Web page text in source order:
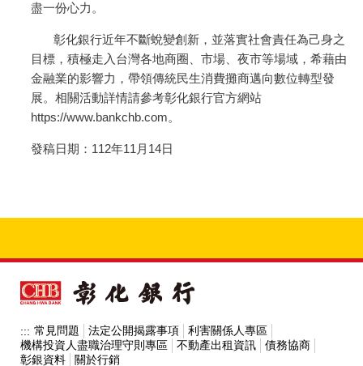
盡一份心力。
彰化銀行近年不斷蛻變創新，並落實社會責任為己身之
目標，積極走入台灣各地商圈、市場、夜市等場域，希藉由
金融業的影響力，帶領傳統民生消費攤商邁向數位轉型發
展。相關活動詳情請參考彰化銀行官方網站
https://www.bankchb.com。
發稿日期：112年11月14日
::: 常見問題 法定公開揭露事項
利害關係人專區
機構投資人盡職治理守則專區
不動產出租資訊
債務協商
彰銀資料
關於行銷